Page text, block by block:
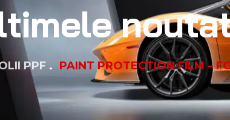
PPF PAINT PROTECTION FILM –